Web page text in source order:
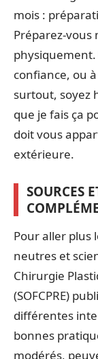
mois :
Préparez-
physiquement.
confiance, ou
surtout, soyez
que je fais ça
doit vous
extérieure.
SOURCES
Pour aller plus
neutres et
Chirurgie
(SOFCPRE)
différentes
bonnes
modérés,